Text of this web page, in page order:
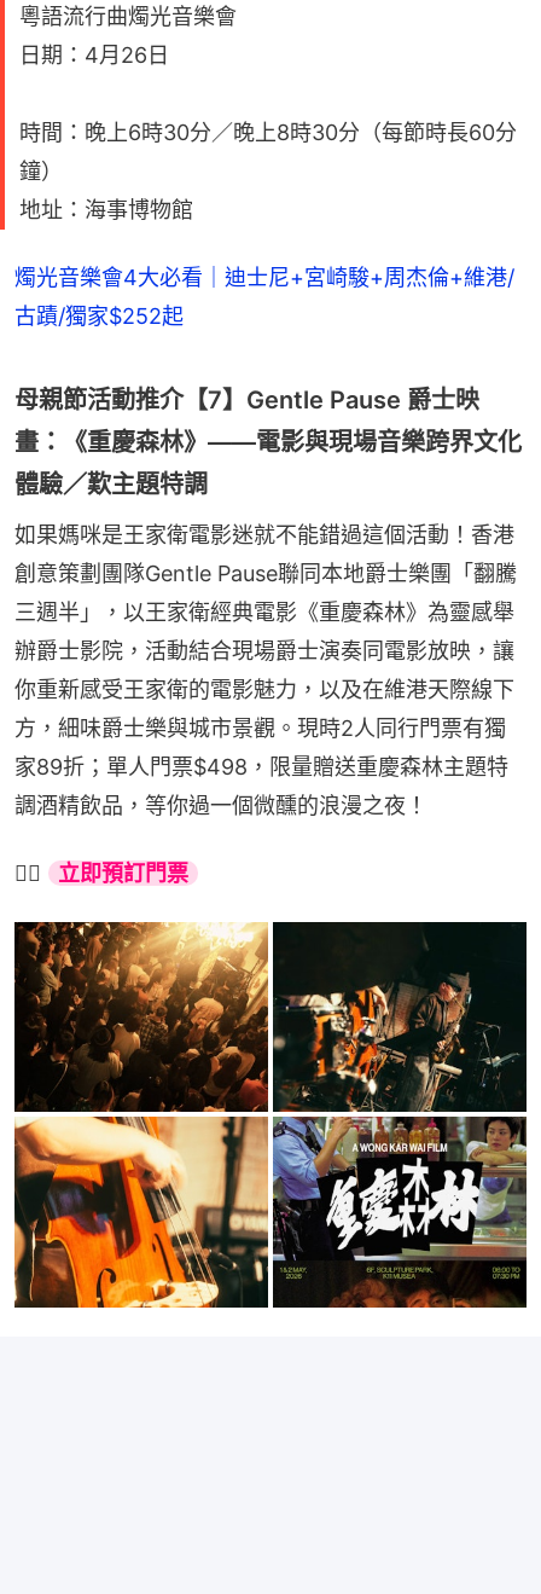
粵語流行曲燭光音樂會
日期：4月26日
時間：晚上6時30分／晚上8時30分（每節時長60分
鐘）
地址：海事博物館
燭光音樂會4大必看｜迪士尼+宮崎駿+周杰倫+維港/
古蹟/獨家$252起
母親節活動推介【7】Gentle Pause 爵士映
畫：《重慶森林》——電影與現場音樂跨界文化
體驗／歎主題特調
如果媽咪是王家衛電影迷就不能錯過這個活動！香港
創意策劃團隊Gentle Pause聯同本地爵士樂團「翻騰
三週半」，以王家衛經典電影《重慶森林》為靈感舉
辦爵士影院，活動結合現場爵士演奏同電影放映，讓
你重新感受王家衛的電影魅力，以及在維港天際線下
方，細味爵士樂與城市景觀。現時2人同行門票有獨
家89折；單人門票$498，限量贈送重慶森林主題特
調酒精飲品，等你過一個微醺的浪漫之夜！
👉🏻 立即預訂門票